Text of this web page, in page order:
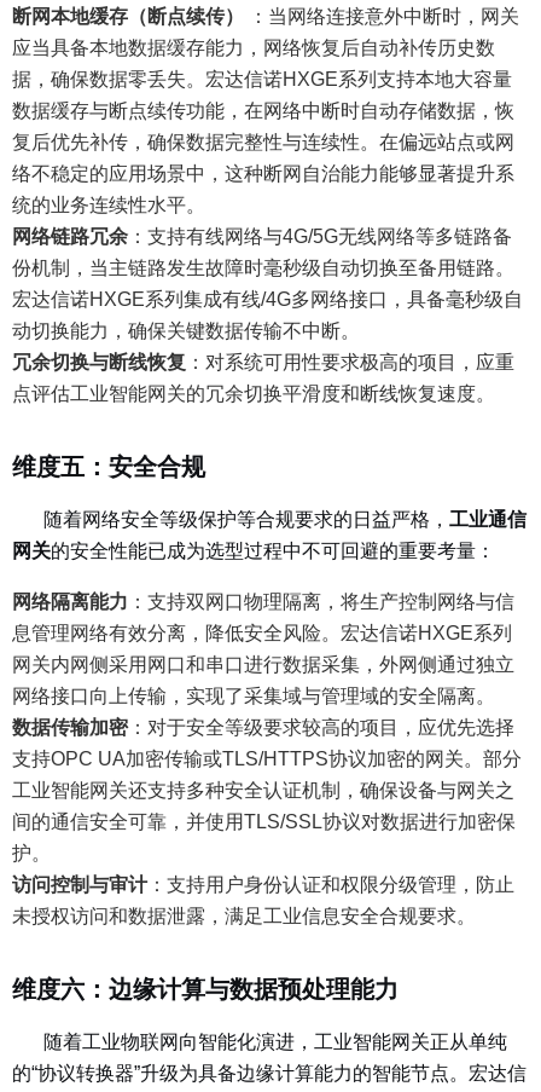
断网本地缓存（断点续传） ： 当网络连接意外中断时，网关
应当具备本地数据缓存能力，网络恢复后自动补传历史数
据，确保数据零丢失。宏达信诺HXGE系列支持本地大容量
数据缓存与断点续传功能，在网络中断时自动存储数据，恢
复后优先补传，确保数据完整性与连续性。在偏远站点或网
络不稳定的应用场景中，这种断网自治能力能够显著提升系
统的业务连续性水平。
网络链路冗余 ： 支持有线网络与4G/5G无线网络等多链路备
份机制，当主链路发生故障时毫秒级自动切换至备用链路。
宏达信诺HXGE系列集成有线/4G多网络接口，具备毫秒级自
动切换能力，确保关键数据传输不中断。
冗余切换与断线恢复 ： 对系统可用性要求极高的项目，应重
点评估工业智能网关的冗余切换平滑度和断线恢复速度。
维度五：安全合规
随着网络安全等级保护等合规要求的日益严格， 工业通信
网关的安全性能已成为选型过程中不可回避的重要考量：
网络隔离能力 ： 支持双网口物理隔离，将生产控制网络与信
息管理网络有效分离，降低安全风险。宏达信诺HXGE系列
网关内网侧采用网口和串口进行数据采集，外网侧通过独立
网络接口向上传输，实现了采集域与管理域的安全隔离。
数据传输加密： 对于安全等级要求较高的项目，应优先选择
支持OPC UA加密传输或TLS/HTTPS协议加密的网关。部分
工业智能网关还支持多种安全认证机制，确保设备与网关之
间的通信安全可靠，并使用TLS/SSL协议对数据进行加密保
护。
访问控制与审计： 支持用户身份认证和权限分级管理，防止
未授权访问和数据泄露，满足工业信息安全合规要求。
维度六：边缘计算与数据预处理能力
随着工业物联网向智能化演进，工业智能网关正从单纯
的“协议转换器”升级为具备边缘计算能力的智能节点。宏达信